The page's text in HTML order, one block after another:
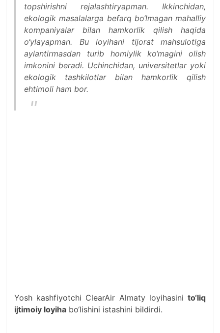
topshirishni rejalashtiryapman. Ikkinchidan,
ekologik masalalarga befarq bo‘lmagan mahalliy
kompaniyalar bilan hamkorlik qilish haqida
o‘ylayapman. Bu loyihani tijorat mahsulotiga
aylantirmasdan turib homiylik ko‘magini olish
imkonini beradi. Uchinchidan, universitetlar yoki
ekologik tashkilotlar bilan hamkorlik qilish
ehtimoli ham bor.
Yosh kashfiyotchi ClearAir Almaty loyihasini to‘liq
ijtimoiy loyiha bo‘lishini istashini bildirdi.